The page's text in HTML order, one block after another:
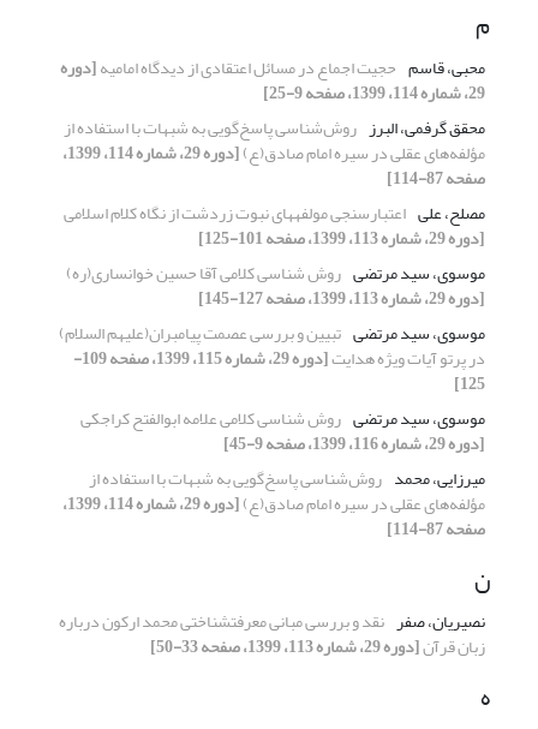
م
محبی، قاسم حجیت اجماع در مسائل اعتقادی از دیدگاه امامیه[دوره
29، شماره 114، 1399، صفحه 9-25]
محقق گرفمی، البرز روش‌شناسی پاسخ‌گویی به شبهات با استفاده از
مؤلفه‌های عقلی در سیره امام صادق(ع) [دوره 29، شماره 114، 1399،
صفحه 87-114]
مصلح، علی اعتبارسنجی مولفه‏های نبوت زردشت از نگاه کلام اسلامی
[دوره 29، شماره 113، 1399، صفحه 101-125]
موسوی، سید مرتضی روش شناسی کلامی آقا حسین خوانساری(ره)
[دوره 29، شماره 113، 1399، صفحه 127-145]
موسوی، سید مرتضی تبیین و بررسی عصمت پیامبران(علیهم السلام)
در پرتو آیات ویژه هدایت [دوره 29، شماره 115، 1399، صفحه 109-
125]
موسوی، سید مرتضی روش شناسی کلامی علامه ابوالفتح کراجکی
[دوره 29، شماره 116، 1399، صفحه 9-45]
میرزایی، محمد روش‌شناسی پاسخ‌گویی به شبهات با استفاده از
مؤلفه‌های عقلی در سیره امام صادق(ع) [دوره 29، شماره 114، 1399،
صفحه 87-114]
ن
نصیریان، صفر نقد و بررسی مبانی معرفت‎شناختی محمد ارکون درباره
زبان قرآن[دوره 29، شماره 113، 1399، صفحه 33-50]
ه